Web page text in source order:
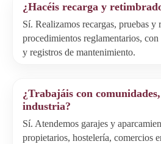
¿Hacéis recarga y
Sí. Realizamos recargas, pruebas y
procedimientos reglamentarios,
y registros de mantenimiento.
¿Trabajáis con
industria?
Sí. Atendemos garajes y
propietarios, hostelería, comercios